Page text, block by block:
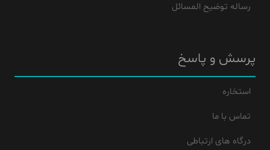
رساله توضیح المسائل
پرسش و پاسخ
استخاره
تماس با ما
درگاه های ارتباطی